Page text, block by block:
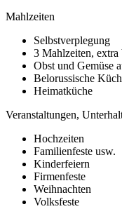
Mahlzeiten
Selbstverplegung
3 Mahlzeiten, extra
Obst und Gemüse
Belorussische
Heimatküche
Veranstaltungen,
Hochzeiten
Familienfeste usw.
Kinderfeiern
Firmenfeste
Weihnachten
Volksfeste